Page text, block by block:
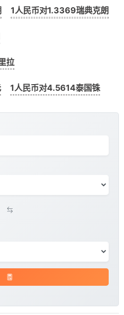
1人民币对1.3369瑞典克朗
拉
1人民币对4.5614泰国铢